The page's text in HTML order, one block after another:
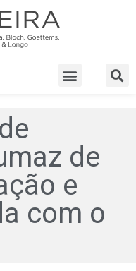
de
e
com o